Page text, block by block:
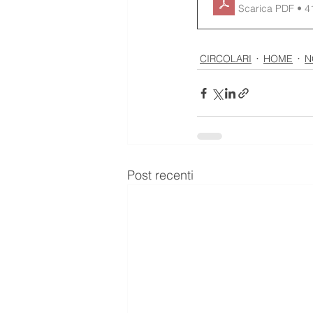
Scarica PDF •
CIRCOLARI HOME
Post recenti